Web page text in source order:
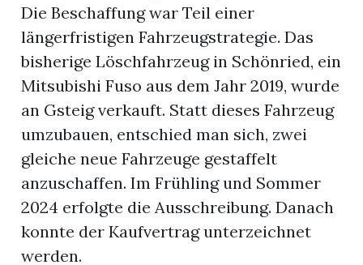
Die Beschaffung war Teil einer
längerfristigen Fahrzeugstrategie. Das
bisherige Löschfahrzeug in Schönried, ein
Mitsubishi Fuso aus dem Jahr 2019, wurde
an Gsteig verkauft. Statt dieses Fahrzeug
umzubauen, entschied man sich, zwei
gleiche neue Fahrzeuge gestaffelt
anzuschaffen. Im Frühling und Sommer
2024 erfolgte die Ausschreibung. Danach
konnte der Kaufvertrag unterzeichnet
werden.